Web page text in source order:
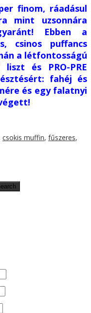
finom, ráadásul
mint uzsonnára
Ebben a
csinos puffancs
a létfontosságú
és PRO-PRE
fahéj és
és egy falatnyi
csokis muffin, fűszeres,